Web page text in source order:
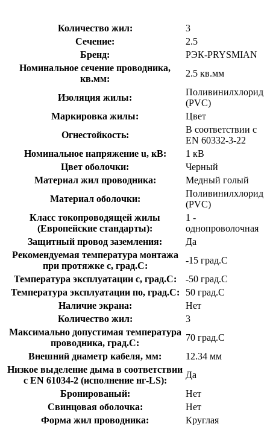
Количество жил:
3
Сечение:
2.5
Бренд:
РЭК-PRYSMIAN
Номинальное сечение проводника,
кв.мм:
2.5 кв.мм
Изоляция жилы:
Поливинилхлорид
(PVC)
Маркировка жилы:
Цвет
Огнестойкость:
В соответствии с
EN 60332-3-22
Номинальное напряжение u, кВ:
1 кВ
Цвет оболочки:
Черный
Материал жил проводника:
Медный голый
Материал оболочки:
Поливинилхлорид
(PVC)
Класс токопроводящей жилы
(Европейские стандарты):
1 -
однопроволочная
Защитный провод заземления:
Да
Рекомендуемая температура монтажа
при протяжке с, град.C:
-15 град.C
Температура эксплуатации с, град.C:
-50 град.C
Температура эксплуатации по, град.C:
50 град.C
Наличие экрана:
Нет
Количество жил:
3
Максимально допустимая температура
проводника, град.C:
70 град.C
Внешний диаметр кабеля, мм:
12.34 мм
Низкое выделение дыма в соответствии
с EN 61034-2 (исполнение нг-LS):
Да
Бронированый:
Нет
Свинцовая оболочка:
Нет
Форма жил проводника:
Круглая